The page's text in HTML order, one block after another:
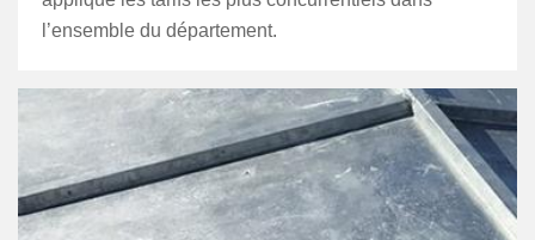
l’ensemble du département.